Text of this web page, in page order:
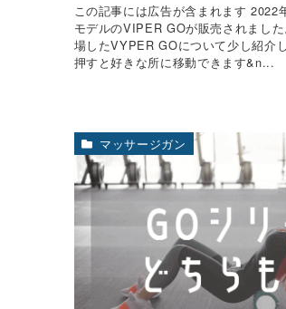
この記事には広告が含まれます 2022
モデルのVIPER GOが販売されまし
場したVYPER GOについて少し紹介
押すと好きな所に移動できます&n...
マッサージガン